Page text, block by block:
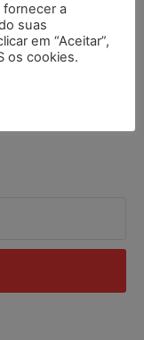
fornecer a
suas
em “Aceitar”,
os cookies.